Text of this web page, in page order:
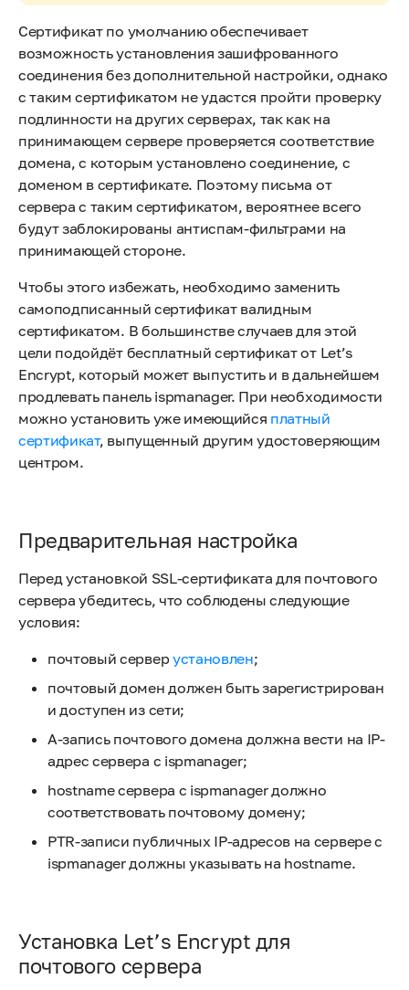
Сертификат по умолчанию обеспечивает
возможность установления зашифрованного
соединения без дополнительной настройки, однако
с таким сертификатом не удастся пройти проверку
подлинности на других серверах, так как на
принимающем сервере проверяется соответствие
домена, с которым установлено соединение, с
доменом в сертификате. Поэтому письма от
сервера с таким сертификатом, вероятнее всего
будут заблокированы антиспам-фильтрами на
принимающей стороне.
Чтобы этого избежать, необходимо заменить
самоподписанный сертификат валидным
сертификатом. В большинстве случаев для этой
цели подойдёт бесплатный сертификат от Let’s
Encrypt, который может выпустить и в дальнейшем
продлевать панель ispmanager. При необходимости
можно установить уже имеющийся платный
сертификат, выпущенный другим удостоверяющим
центром.
Предварительная настройка
Перед установкой SSL-сертификата для почтового
сервера убедитесь, что соблюдены следующие
условия:
почтовый сервер установлен;
почтовый домен должен быть зарегистрирован
и доступен из сети;
А-запись почтового домена должна вести на IP-
адрес сервера с ispmanager;
hostname сервера с ispmanager должно
соответствовать почтовому домену;
PTR-записи публичных IP-адресов на сервере с
ispmanager должны указывать на hostname.
Установка Let’s Encrypt для
почтового сервера